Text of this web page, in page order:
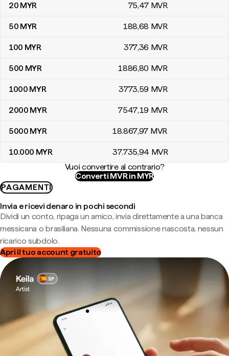
20 MYR 75,47 MVR
50 MYR 188,68 MVR
100 MYR 377,36 MVR
500 MYR 1886,80 MVR
1000 MYR 3773,59 MVR
2000 MYR 7547,19 MVR
5000 MYR 18.867,97 MVR
10.000 MYR 37.735,94 MVR
Vuoi convertire al contrario?
Converti MVR in MYR
PAGAMENTI
Invia e ricevi denaro in pochi secondi
Dividi un conto, ripaga un amico, invia direttamente a una banca
messicana o brasiliana. Nessuna commissione nascosta, nessun
ricarico subdolo.
Apri il tuo account gratuito